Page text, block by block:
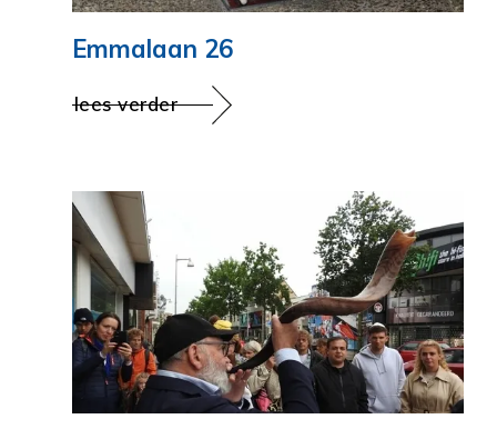
Emmalaan 26
lees verder